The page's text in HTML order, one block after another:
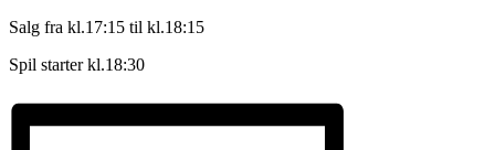
Salg fra kl.17:15 til kl.18:15
Spil starter kl.18:30